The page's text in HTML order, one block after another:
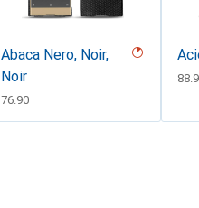
Abaca Nero, Noir,
Noir
CHF
76.90
CHF